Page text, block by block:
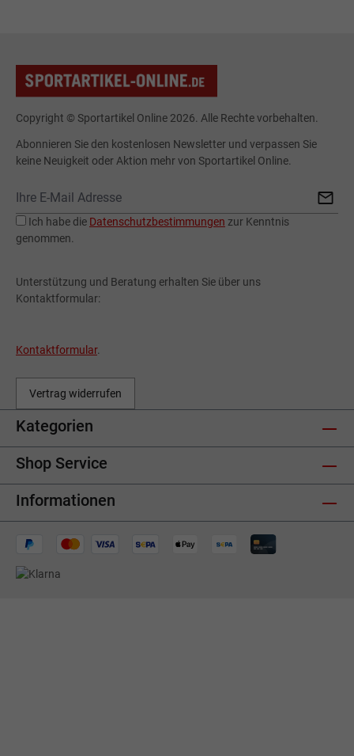
Copyright © Sportartikel Online 2026. Alle Rechte vorbehalten.
Abonnieren Sie den kostenlosen Newsletter und verpassen Sie
keine Neuigkeit oder Aktion mehr von Sportartikel Online.
Ich habe die Datenschutzbestimmungen zur Kenntnis
genommen.
Unterstützung und Beratung erhalten Sie über uns
Kontaktformular:
Kontaktformular.
Vertrag widerrufen
Kategorien
Shop Service
Informationen